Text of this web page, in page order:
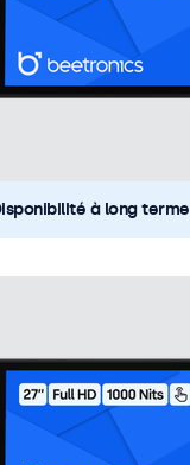
à long terme